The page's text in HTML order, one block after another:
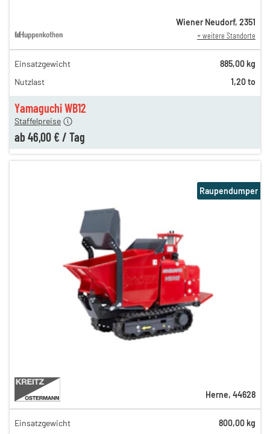
Yamaguchi WB12
115,00 €
70,00 €
Staffelpreise
ab 46,00 € / Tag
Wiener Neudorf, 2351
+ weitere Standorte
Einsatzgewicht
885,00 kg
Nutzlast
1,20 to
94,00 €
Raupendumper
Herne, 44628
Einsatzgewicht
800,00 kg